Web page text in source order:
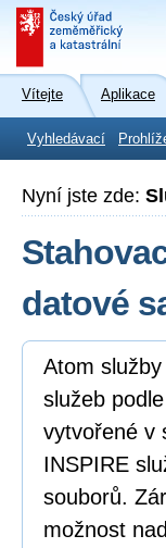
Vítejte Aplikace
Vyhledávací
Nyní jste zde:
datové
Atom
služeb
vytvořené v
INSPIRE
souborů.
možnost